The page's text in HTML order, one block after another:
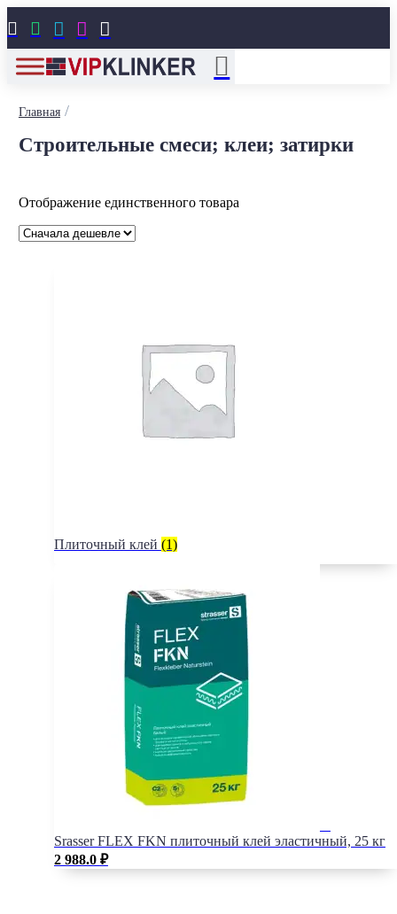
    
Главная/
Строительные смеси; клеи; затирки
Отображение единственного товара
Плиточный клей (1)
Srasser FLEX FKN плиточный клей эластичный, 25 кг
2 988.0 ₽